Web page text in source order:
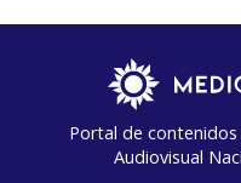
Portal de contenidos
Audiovisual